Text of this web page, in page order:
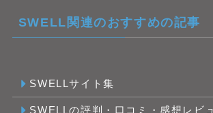
SWELL関連のおすすめの記事
SWELLサイト集
SWELLの評判・口コミ・感想レビ